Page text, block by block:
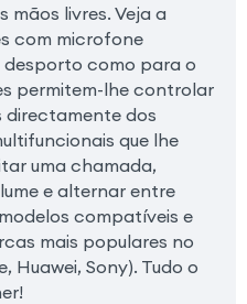
mãos livres. Veja a
com microfone
como para o
permitem-lhe controlar
directamente dos
que lhe
uma chamada,
e alternar entre
compatíveis e
mais populares no
Huawei, Sony). Tudo o